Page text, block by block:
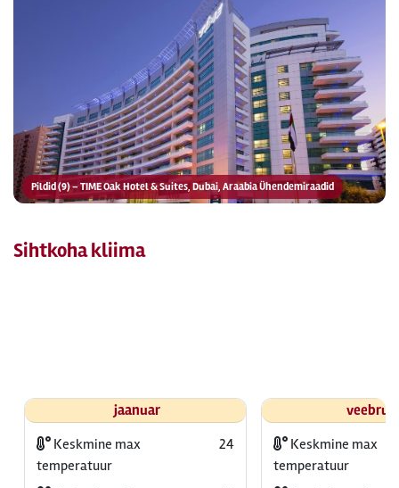
Pildid (9) – TIME Oak Hotel & Suites, Dubai, Araabia Ühendemiraadid
Sihtkoha kliima
jaanuar
Keskmine max
temperatuur
24
Keskmine max
temperatuur